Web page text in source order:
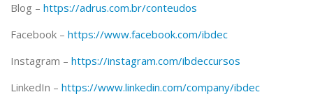
Blog – https://adrus.com.br/conteudos
Facebook – https://www.facebook.com/ibdec
Instagram – https://instagram.com/ibdeccursos
LinkedIn – https://www.linkedin.com/company/ibdec